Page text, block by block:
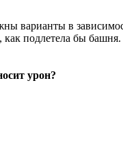
варианты в
подлетела бы
урон?